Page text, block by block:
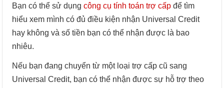
Bạn có thể sử dụngcông cụ tính toán trợ cấp để tìm
hiểu xem mình có đủ điều kiện nhận Universal Credit
hay không và số tiền bạn có thể nhận được là bao
nhiêu.
Nếu bạn đang chuyển từ một loại trợ cấp cũ sang
Universal Credit, bạn có thể nhận được sự hỗ trợ theo